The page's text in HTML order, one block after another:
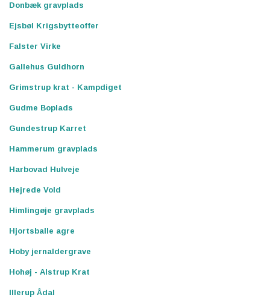
Donbæk gravplads
Ejsbøl Krigsbytteoffer
Falster Virke
Gallehus Guldhorn
Grimstrup krat - Kampdiget
Gudme Boplads
Gundestrup Karret
Hammerum gravplads
Harbovad Hulveje
Hejrede Vold
Himlingøje gravplads
Hjortsballe agre
Hoby jernaldergrave
Hohøj - Alstrup Krat
Illerup Ådal